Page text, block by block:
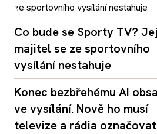
Co bude se Sporty TV?
majitel se ze sportovního
vysílání nestahuje
Konec bezbřehému AI
ve vysílání. Nově ho musí
televize a rádia označovat